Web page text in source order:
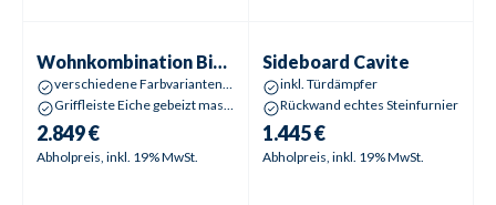
Wohnkombination Binz | Bingen
verschiedene Farbvarianten möglich
Griffleiste Eiche gebeizt massiv
2.849 €
Abholpreis, inkl. 19% MwSt.
Sideboard Cavite
inkl. Türdämpfer
Rückwand echtes Steinfurnier
1.445 €
Abholpreis, inkl. 19% MwSt.